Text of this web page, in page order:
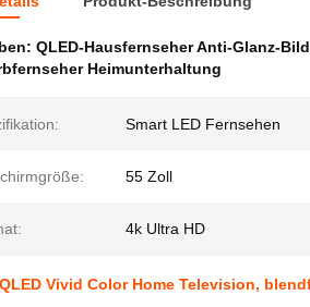
QLED-Hausfernseher Anti-Glanz-
Heimunterhaltung
Smart LED Fernsehen
55 Zoll
4k Ultra HD
Vivid Color Home Television,